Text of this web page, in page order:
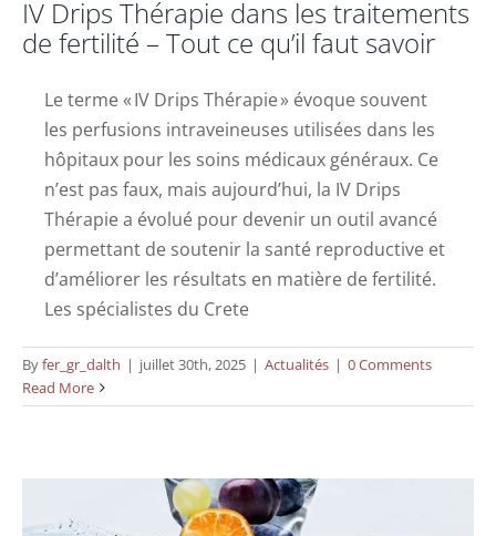
IV Drips Thérapie dans les traitements
de fertilité – Tout ce qu’il faut savoir
Le terme « IV Drips Thérapie » évoque souvent
les perfusions intraveineuses utilisées dans les
hôpitaux pour les soins médicaux généraux. Ce
n’est pas faux, mais aujourd’hui, la IV Drips
Thérapie a évolué pour devenir un outil avancé
permettant de soutenir la santé reproductive et
d’améliorer les résultats en matière de fertilité.
Les spécialistes du Crete
Byfer_gr_dalth | juillet 30th, 2025 | Actualités | 0 Comments
Read MoreComment la IV Drips thérapie peut aider